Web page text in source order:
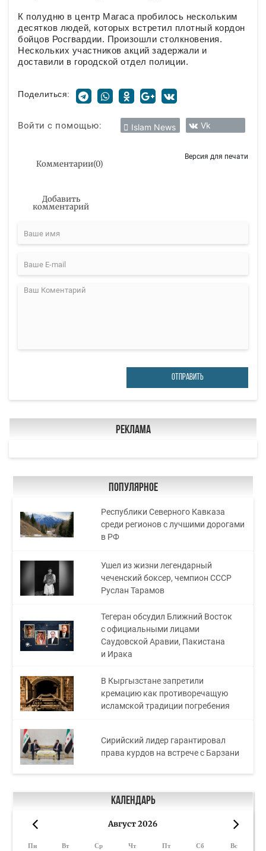
К полудню в центр Магаса пробилось нескольким
десятков людей, которых встретил плотный кордон
бойцов Росгвардии. Произошли столкновения.
Нескольких участников акций задержали и
доставили в городской отдел полиции.
Поделиться:
Войти с помощью: Islam News Vk
Комментарии(0)
Версия для печати
Добавить
комментарий
ОТПРАВИТЬ
Реклама
Популярное
Республики Северного Кавказа
среди регионов с лучшими дорогами
в РФ
Ушел из жизни легендарный
чеченский боксер, чемпион СССР
Руслан Тарамов
Тегеран обсудил Ближний Восток
с официальными лицами
Саудовской Аравии, Пакистана
и Ирака
В Кыргызстане запретили
кремацию как противоречащую
исламской традиции погребения
Сирийский лидер гарантировал
права курдов на встрече с Барзани
Календарь
Август 2026
Пн Вт Ср Чт Пт Сб Вс